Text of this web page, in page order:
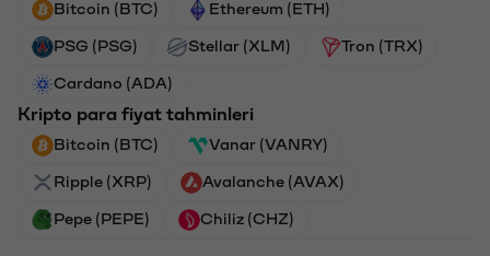
Bitcoin (BTC) Ethereum (ETH)
PSG (PSG) Stellar (XLM) Tron (TRX)
Cardano (ADA)
Kripto para fiyat tahminleri
Bitcoin (BTC) Vanar (VANRY)
Ripple (XRP) Avalanche (AVAX)
Pepe (PEPE) Chiliz (CHZ)